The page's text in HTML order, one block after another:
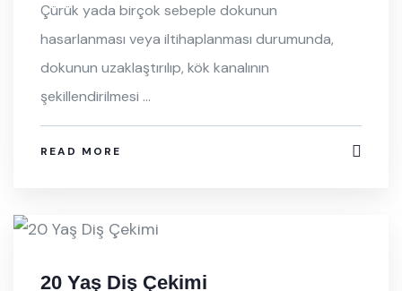
Çürük yada birçok sebeple dokunun
hasarlanması veya iltihaplanması durumunda,
dokunun uzaklaştırılıp, kök kanalının
şekillendirilmesi ...
READ MORE
20 Yaş Diş Çekimi